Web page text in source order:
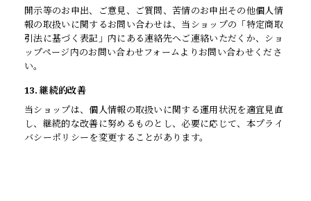
開示等のお申出、ご意見、ご質問、苦情のお申出その他個人情
報の取扱いに関するお問い合わせは、当ショップの「特定商取
引法に基づく表記」内にある連絡先へご連絡いただくか、ショ
ップページ内のお問い合わせフォームよりお問い合わせくださ
い。
13. 継続的改善
当ショップは、個人情報の取扱いに関する運用状況を適宜見直
し、継続的な改善に努めるものとし、必要に応じて、本プライ
バシーポリシーを変更することがあります。